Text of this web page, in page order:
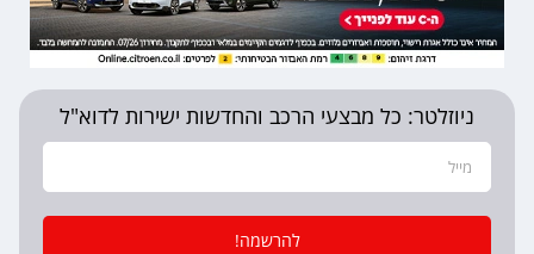
ניוזלטר: כל מבצעי הרכב והחדשות ישירות לדוא"ל
להרשמה!